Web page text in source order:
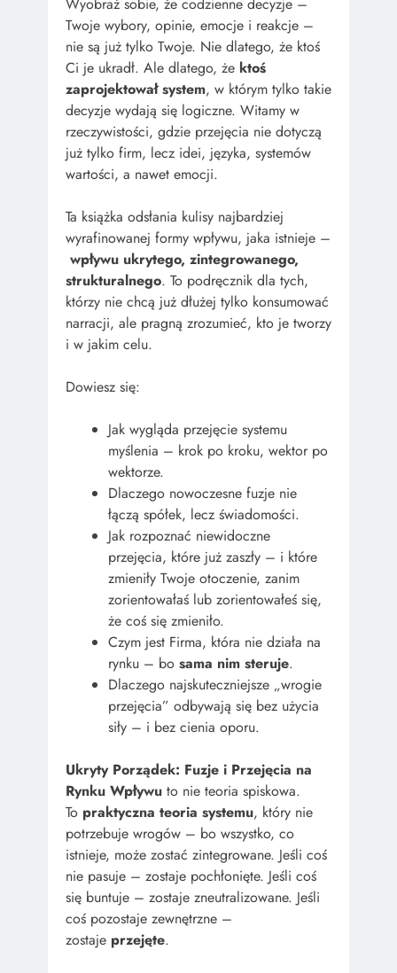
Wyobraź sobie, że codzienne decyzje –
Twoje wybory, opinie, emocje i reakcje –
nie są już tylko Twoje. Nie dlatego, że ktoś
Ci je ukradł. Ale dlatego, że ktoś
zaprojektował system, w którym tylko takie
decyzje wydają się logiczne. Witamy w
rzeczywistości, gdzie przejęcia nie dotyczą
już tylko firm, lecz idei, języka, systemów
wartości, a nawet emocji.
Ta książka odsłania kulisy najbardziej
wyrafinowanej formy wpływu, jaka istnieje –
wpływu ukrytego, zintegrowanego,
strukturalnego. To podręcznik dla tych,
którzy nie chcą już dłużej tylko konsumować
narracji, ale pragną zrozumieć, kto je tworzy
i w jakim celu.
Dowiesz się:
Jak wygląda przejęcie systemu
myślenia – krok po kroku, wektor po
wektorze.
Dlaczego nowoczesne fuzje nie
łączą spółek, lecz świadomości.
Jak rozpoznać niewidoczne
przejęcia, które już zaszły – i które
zmieniły Twoje otoczenie, zanim
zorientowałaś lub zorientowałeś się,
że coś się zmieniło.
Czym jest Firma, która nie działa na
rynku – bo sama nim steruje.
Dlaczego najskuteczniejsze „wrogie
przejęcia” odbywają się bez użycia
siły – i bez cienia oporu.
Ukryty Porządek: Fuzje i Przejęcia na
Rynku Wpływu to nie teoria spiskowa.
To praktyczna teoria systemu, który nie
potrzebuje wrogów – bo wszystko, co
istnieje, może zostać zintegrowane. Jeśli coś
nie pasuje – zostaje pochłonięte. Jeśli coś
się buntuje – zostaje zneutralizowane. Jeśli
coś pozostaje zewnętrzne –
zostaje przejęte.